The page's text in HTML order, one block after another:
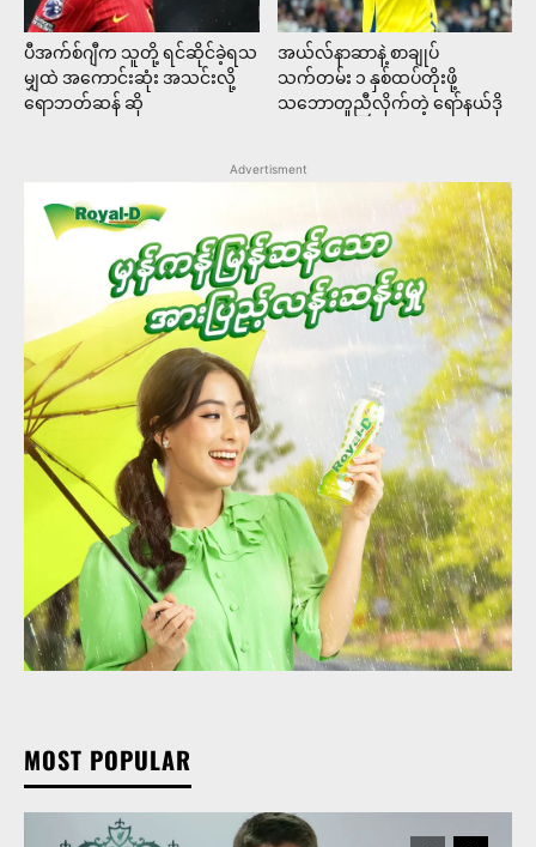
ပီအက်စ်ဂျီက သူတို့ ရင်ဆိုင်ခဲ့ရသ
မျှထဲ အကောင်းဆုံး အသင်းလို့
ရောဘတ်ဆန် ဆို
အယ်လ်နာဆာနဲ့ စာချုပ်
သက်တမ်း ၁ နှစ်ထပ်တိုးဖို့
သဘောတူညီလိုက်တဲ့ ရော်နယ်ဒို
Advertisment
MOST POPULAR